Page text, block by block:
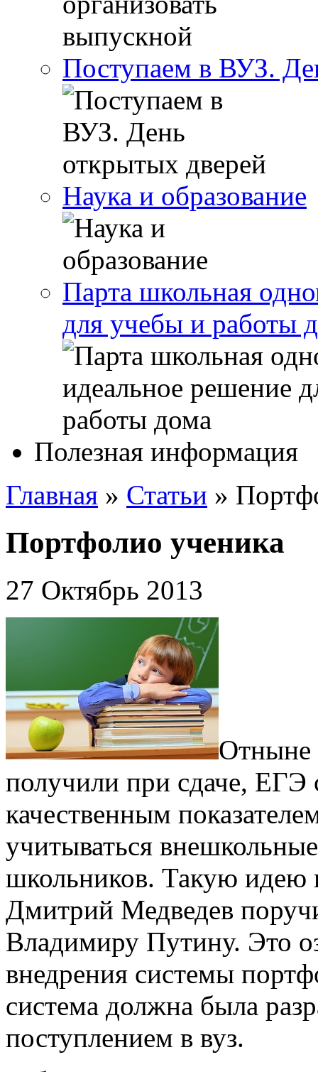
Поступаем в ВУЗ.
Наука и образование
Парта школьная
для учебы и работы
Полезная информация
Главная » Статьи »
Портфолио ученика
27 Октябрь 2013
Отныне
получили при сдаче, ЕГЭ
качественным
учитываться
школьников. Такую идею
Дмитрий Медведев
Владимиру Путину. Это
внедрения системы
система должна была
поступлением в вуз.